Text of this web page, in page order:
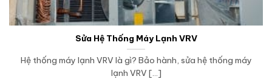
Sửa Hệ Thống Máy Lạnh VRV
Hệ thống máy lạnh VRV là gì? Bảo hành, sửa hệ thống máy
lạnh VRV [...]